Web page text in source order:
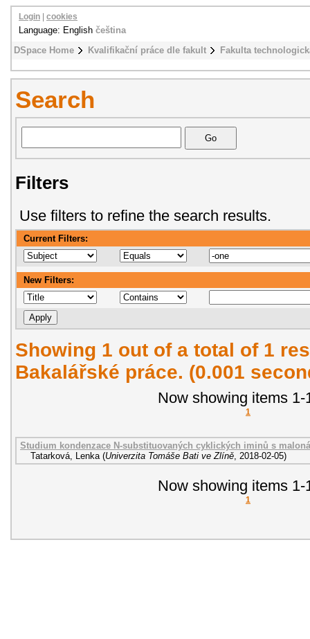
DSpace Home Kvalifikační práce dle fakult Fakulta
Login cookies
Language: English čeština
Search
Filters
Use filters to refine the search results.
Current Filters:
New Filters:
Showing 1 out of a total of 1
Bakalářské práce. (0.001
Now showing items 1-
1
Studium kondenzace N-substituovaných cyklických iminů s
Tatarková, Lenka (Univerzita Tomáše Bati ve Zlíně, 2018-02-05)
Now showing items 1-
1